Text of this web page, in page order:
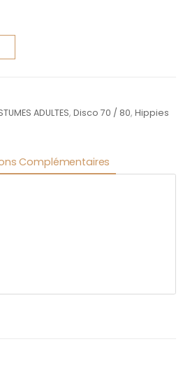
ADULTES,Disco 70 / 80,Hippies
Complémentaires